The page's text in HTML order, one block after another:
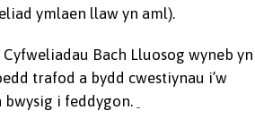
ymlaen llaw yn aml).
Bach Lluosog wyneb yn
trafod a bydd cwestiynau i’w
i feddygon.